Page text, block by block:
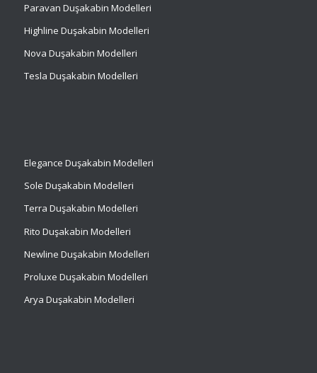
Paravan Duşakabin Modelleri
Highline Duşakabin Modelleri
Nova Duşakabin Modelleri
Tesla Duşakabin Modelleri
Elegance Duşakabin Modelleri
Sole Duşakabin Modelleri
Terra Duşakabin Modelleri
Rito Duşakabin Modelleri
Newline Duşakabin Modelleri
Proluxe Duşakabin Modelleri
Arya Duşakabin Modelleri